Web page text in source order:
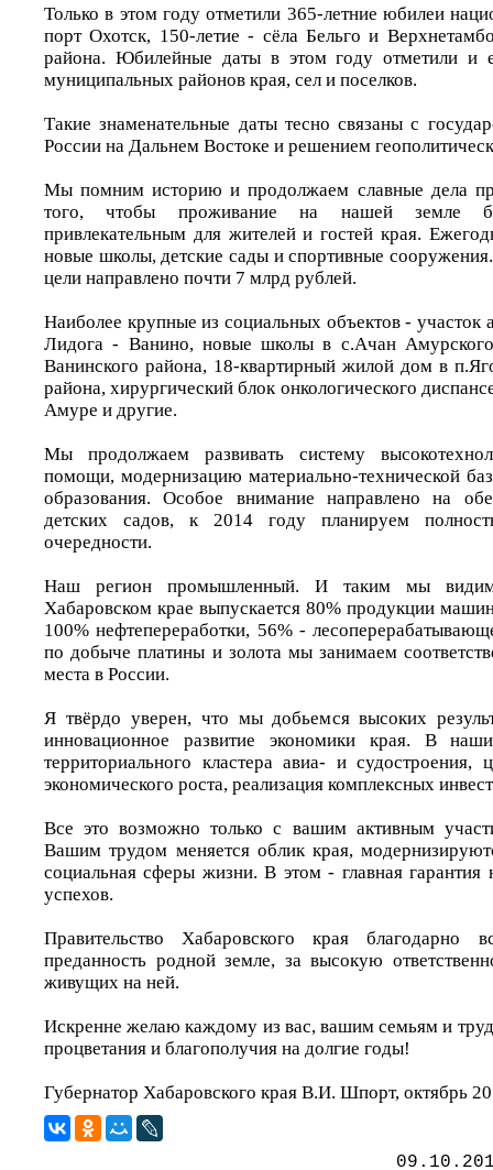
Только в этом году отметили 365-летние юбилеи
порт Охотск, 150-летие - сёла Бельго и
района. Юбилейные даты в этом году отметили и
муниципальных районов края, сел и поселков.
Такие знаменательные даты тесно связаны с
России на Дальнем Востоке и решением
Мы помним историю и продолжаем славные дела
того, чтобы проживание на нашей земле
привлекательным для жителей и гостей края.
новые школы, детские сады и спортивные
цели направлено почти 7 млрд рублей.
Наиболее крупные из социальных объектов - участок
Лидога - Ванино, новые школы в с.Ачан
Ванинского района, 18-квартирный жилой дом в
района, хирургический блок онкологического
Амуре и другие.
Мы продолжаем развивать систему
помощи, модернизацию материально-технической
образования. Особое внимание направлено на
детских садов, к 2014 году планируем
очередности.
Наш регион промышленный. И таким мы
Хабаровском крае выпускается 80% продукции
100% нефтепереработки, 56% -
по добыче платины и золота мы занимаем
места в России.
Я твёрдо уверен, что мы добьемся высоких
инновационное развитие экономики края. В
территориального кластера авиа- и судостроения,
экономического роста, реализация комплексных
Все это возможно только с вашим активным
Вашим трудом меняется облик края,
социальная сферы жизни. В этом - главная
успехов.
Правительство Хабаровского края
преданность родной земле, за высокую
живущих на ней.
Искренне желаю каждому из вас, вашим семьям и
процветания и благополучия на долгие годы!
Губернатор Хабаровского края В.И. Шпорт, октябрь